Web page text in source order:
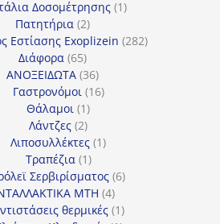
προϊόντα
Δοσομέτρησης 11
Πατητήρια 22
προϊόντα
Εστίασης Exoplizein 282282
Διάφορα 6565
προϊόντα
ΑΝΟΞΕΙΔΩΤΑ 3636
προϊόντα
Γαστρονόμοι 1616
Θάλαμοι 11
προϊόν
Λάντζες 22
προϊόντα
Λιποσυλλέκτες 11
Τραπέζια 11
προϊόν
Σερβιρίσματος 66
MTH 44
προϊόντα
θερμικές 11